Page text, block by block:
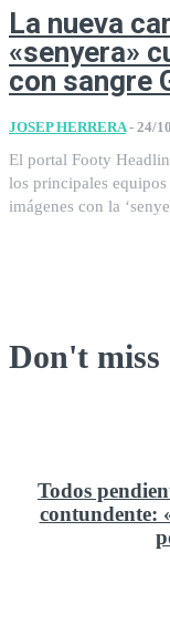
La nueva
«senyera»
con sangre
JOSEP HERRERA - 24/
El portal Footy
los principales
imágenes con la
Don't miss
Todos
contundente: